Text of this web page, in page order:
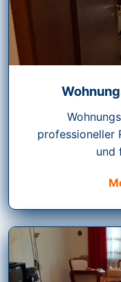
professioneller
und